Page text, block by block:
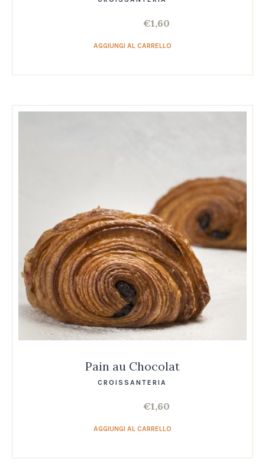
€1,60
AGGIUNGI AL CARRELLO
Pain au Chocolat
CROISSANTERIA
€1,60
AGGIUNGI AL CARRELLO